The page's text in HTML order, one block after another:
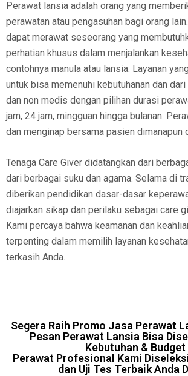
Perawat lansia adalah orang yang
perawatan atau pengasuhan bagi orang
dapat merawat seseorang yang
perhatian khusus dalam menjalankan
contohnya manula atau lansia. Layanan
untuk bisa memenuhi kebutuhanan dan
dan non medis dengan pilihan durasi
jam, 24 jam, mingguan hingga bulanan.
dan menginap bersama pasien dimanapun
Tenaga Care Giver didatangkan dari
dari berbagai suku dan agama. Selama di
diberikan pendidikan dasar-dasar
diajarkan sikap dan perilaku sebagai care
Kami percaya bahwa keamanan dan
terpenting dalam memilih layanan
terkasih Anda.
Segera Raih Promo Jasa Perawat
Pesan Perawat Lansia Bisa
Kebutuhan & Budget
Perawat Profesional Kami
dan Uji Tes Terbaik Anda